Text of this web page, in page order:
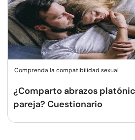
Comprenda la compatibilidad sexual
¿Comparto abrazos
pareja? Cuestionario